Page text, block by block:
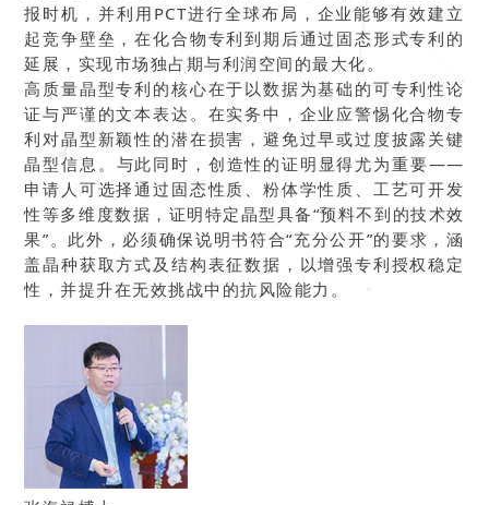
报时机，并利用PCT进行全球布局，企业能够有效建立
起竞争壁垒，在化合物专利到期后通过固态形式专利的
延展，实现市场独占期与利润空间的最大化。
高质量晶型专利的核心在于以数据为基础的可专利性论
证与严谨的文本表达。在实务中，企业应警惕化合物专
利对晶型新颖性的潜在损害，避免过早或过度披露关键
晶型信息。与此同时，创造性的证明显得尤为重要——
申请人可选择通过固态性质、粉体学性质、工艺可开发
性等多维度数据，证明特定晶型具备“预料不到的技术效
果”。此外，必须确保说明书符合“充分公开”的要求，涵
盖晶种获取方式及结构表征数据，以增强专利授权稳定
性，并提升在无效挑战中的抗风险能力。